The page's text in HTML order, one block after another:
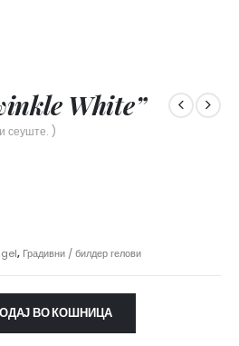
White”
сеуште. )
, Градивни / билдер гелови
ВО КОШНИЦА